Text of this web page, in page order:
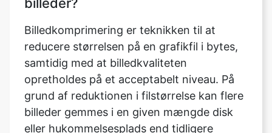
opretholdes på et acceptabelt niveau. På
grund af reduktionen i filstørrelse kan flere
billeder gemmes i en given mængde disk
eller hukommelsesplads end tidligere
muligt.